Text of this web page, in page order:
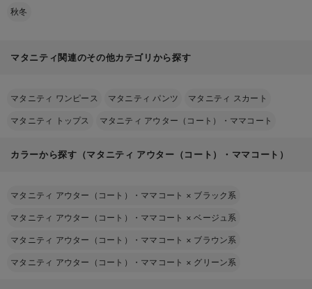
秋冬
マタニティ関連のその他カテゴリから探す
マタニティ ワンピース マタニティ パンツ マタニティ スカート
マタニティ トップス マタニティ アウター（コート）・ママコート
カラーから探す（マタニティ アウター（コート）・ママコート）
マタニティ アウター（コート）・ママコート × ブラック系
マタニティ アウター（コート）・ママコート ×ベージュ系
マタニティ アウター（コート）・ママコート × ブラウン系
マタニティ アウター（コート）・ママコート × グリーン系